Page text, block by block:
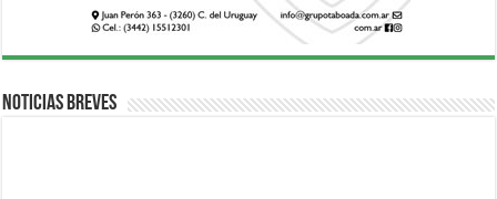
Noticias breves